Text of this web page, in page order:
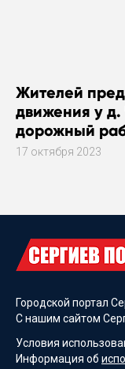
Жителей
движения у
дорожный
17 октября 2023
Городской портал
С нашим сайтом
Условия
Информация об